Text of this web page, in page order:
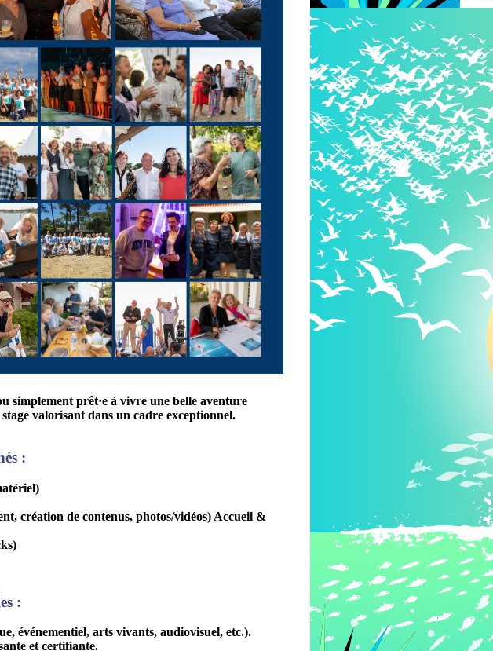
simplement prêt·e à vivre une belle aventure
valorisant dans un cadre exceptionnel.
:
création de contenus, photos/vidéos) Accueil &
:
événementiel, arts vivants, audiovisuel, etc.).
et certifiante.